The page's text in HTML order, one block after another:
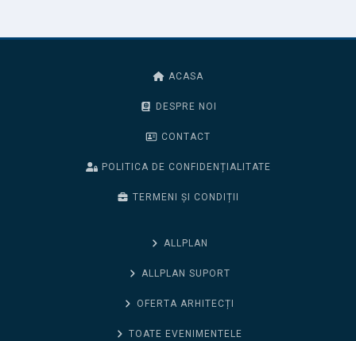
ACASA
DESPRE NOI
CONTACT
POLITICA DE CONFIDENȚIALITATE
TERMENI ȘI CONDIȚII
ALLPLAN
ALLPLAN SUPORT
OFERTA ARHITECȚI
TOATE EVENIMENTELE